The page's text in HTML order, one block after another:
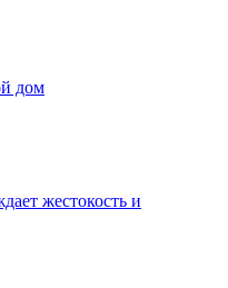
дом
жестокость и